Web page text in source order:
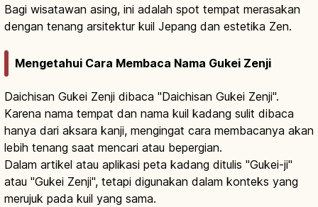
Bagi wisatawan asing, ini adalah spot tempat merasakan
dengan tenang arsitektur kuil Jepang dan estetika Zen.
Mengetahui Cara Membaca Nama Gukei Zenji
Daichisan Gukei Zenji dibaca "Daichisan Gukei Zenji".
Karena nama tempat dan nama kuil kadang sulit dibaca
hanya dari aksara kanji, mengingat cara membacanya akan
lebih tenang saat mencari atau bepergian.
Dalam artikel atau aplikasi peta kadang ditulis "Gukei-ji"
atau "Gukei Zenji", tetapi digunakan dalam konteks yang
merujuk pada kuil yang sama.